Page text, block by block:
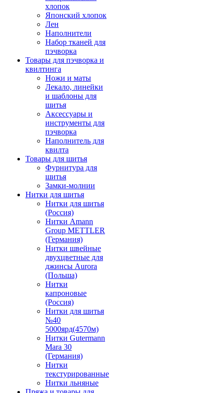
хлопок
Японский хлопок
Лен
Наполнители
Набор тканей для
пэчворка
Товары для пэчворка и
квилтинга
Ножи и маты
Лекало, линейки
и шаблоны для
шитья
Аксессуары и
инструменты для
пэчворка
Наполнитель для
квилта
Товары для шитья
Фурнитура для
шитья
Замки-молнии
Нитки для шитья
Нитки для шитья
(Россия)
Нитки Amann
Group METTLER
(Германия)
Нитки швейные
двухцветные для
джинсы Aurora
(Польша)
Нитки
капроновые
(Россия)
Нитки для шитья
№40
5000ярд(4570м)
Нитки Gutermann
Mara 30
(Германия)
Нитки
текстурированные
Нитки льняные